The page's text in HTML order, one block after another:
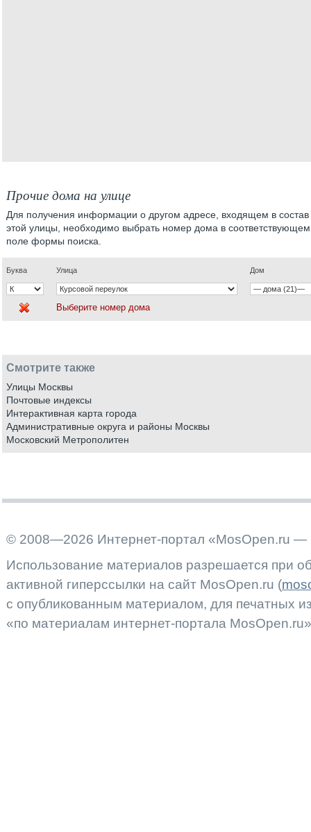
Прочие дома на улице
Для получения информации о другом адресе, входящем в состав
этой улицы, необходимо выбрать номер дома в соответствующем
поле формы поиска.
Буква Улица Дом
Выберите номер дома
Смотрите также
Улицы Москвы
Почтовые индексы
Интерактивная карта города
Административные округа и районы Москвы
Московский Метрополитен
© 2008—2026 Интернет-портал «MosOpen.ru —
Использование материалов разрешается при
активной гиперссылки на сайт MosOpen.ru (
с опубликованным материалом, для печатных
«по материалам интернет-портала